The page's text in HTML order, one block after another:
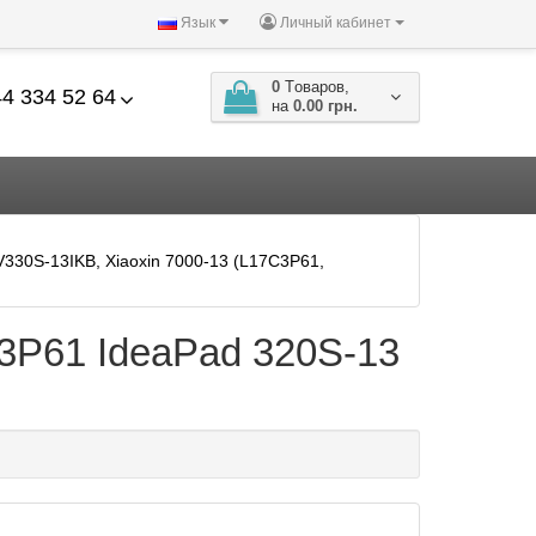
Личный кабинет
Язык
334 52 64 0 Tоваров,
на 0.00 грн.
13IKB, Xiaoxin 7000-13 (L17C3P61,
IdeaPad 320S-13